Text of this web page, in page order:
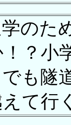
のた
？小
でも隧
えて行